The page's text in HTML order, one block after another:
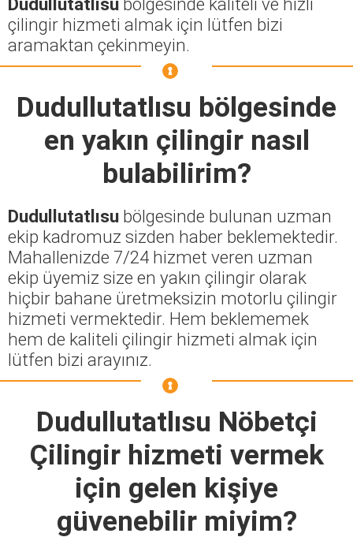
çilingir hizmeti almak için lütfen bizi
aramaktan çekinmeyin.
Dudullutatlısu bölgesinde
en yakın çilingir nasıl
bulabilirim?
Dudullutatlısu bölgesinde bulunan uzman
ekip kadromuz sizden haber beklemektedir.
Mahallenizde 7/24 hizmet veren uzman
ekip üyemiz size en yakın çilingir olarak
hiçbir bahane üretmeksizin motorlu çilingir
hizmeti vermektedir. Hem beklememek
hem de kaliteli çilingir hizmeti almak için
lütfen bizi arayınız.
Dudullutatlısu Nöbetçi
Çilingirhizmeti vermek
için gelen kişiye
güvenebilir miyim?